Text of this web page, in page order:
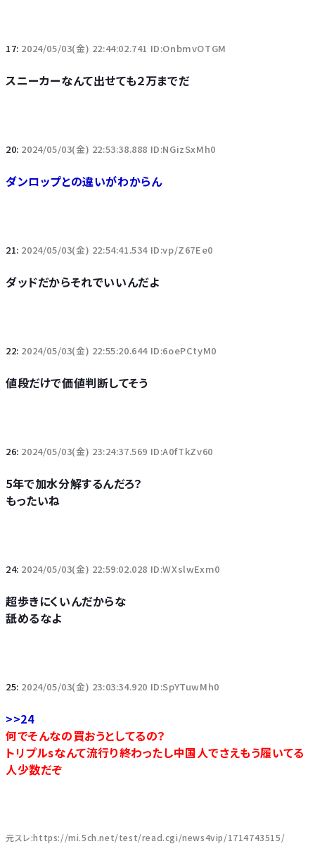
17: 2024/05/03(金) 22:44:02.741 ID:OnbmvOTGM
スニーカーなんて出せても２万までだ
20: 2024/05/03(金) 22:53:38.888 ID:NGizSxMh0
ダンロップとの違いがわからん
21: 2024/05/03(金) 22:54:41.534 ID:vp/Z67Ee0
ダッドだからそれでいいんだよ
22: 2024/05/03(金) 22:55:20.644 ID:6oePCtyM0
値段だけで価値判断してそう
26: 2024/05/03(金) 23:24:37.569 ID:A0fTkZv60
5年で加水分解するんだろ？
もったいね
24: 2024/05/03(金) 22:59:02.028 ID:WXslwExm0
超歩きにくいんだからな
舐めるなよ
25: 2024/05/03(金) 23:03:34.920 ID:SpYTuwMh0
>>24
何でそんなの買おうとしてるの？
トリプルsなんて流行り終わったし中国人でさえもう履いてる
人少数だぞ
元スレ:https://mi.5ch.net/test/read.cgi/news4vip/1714743515/